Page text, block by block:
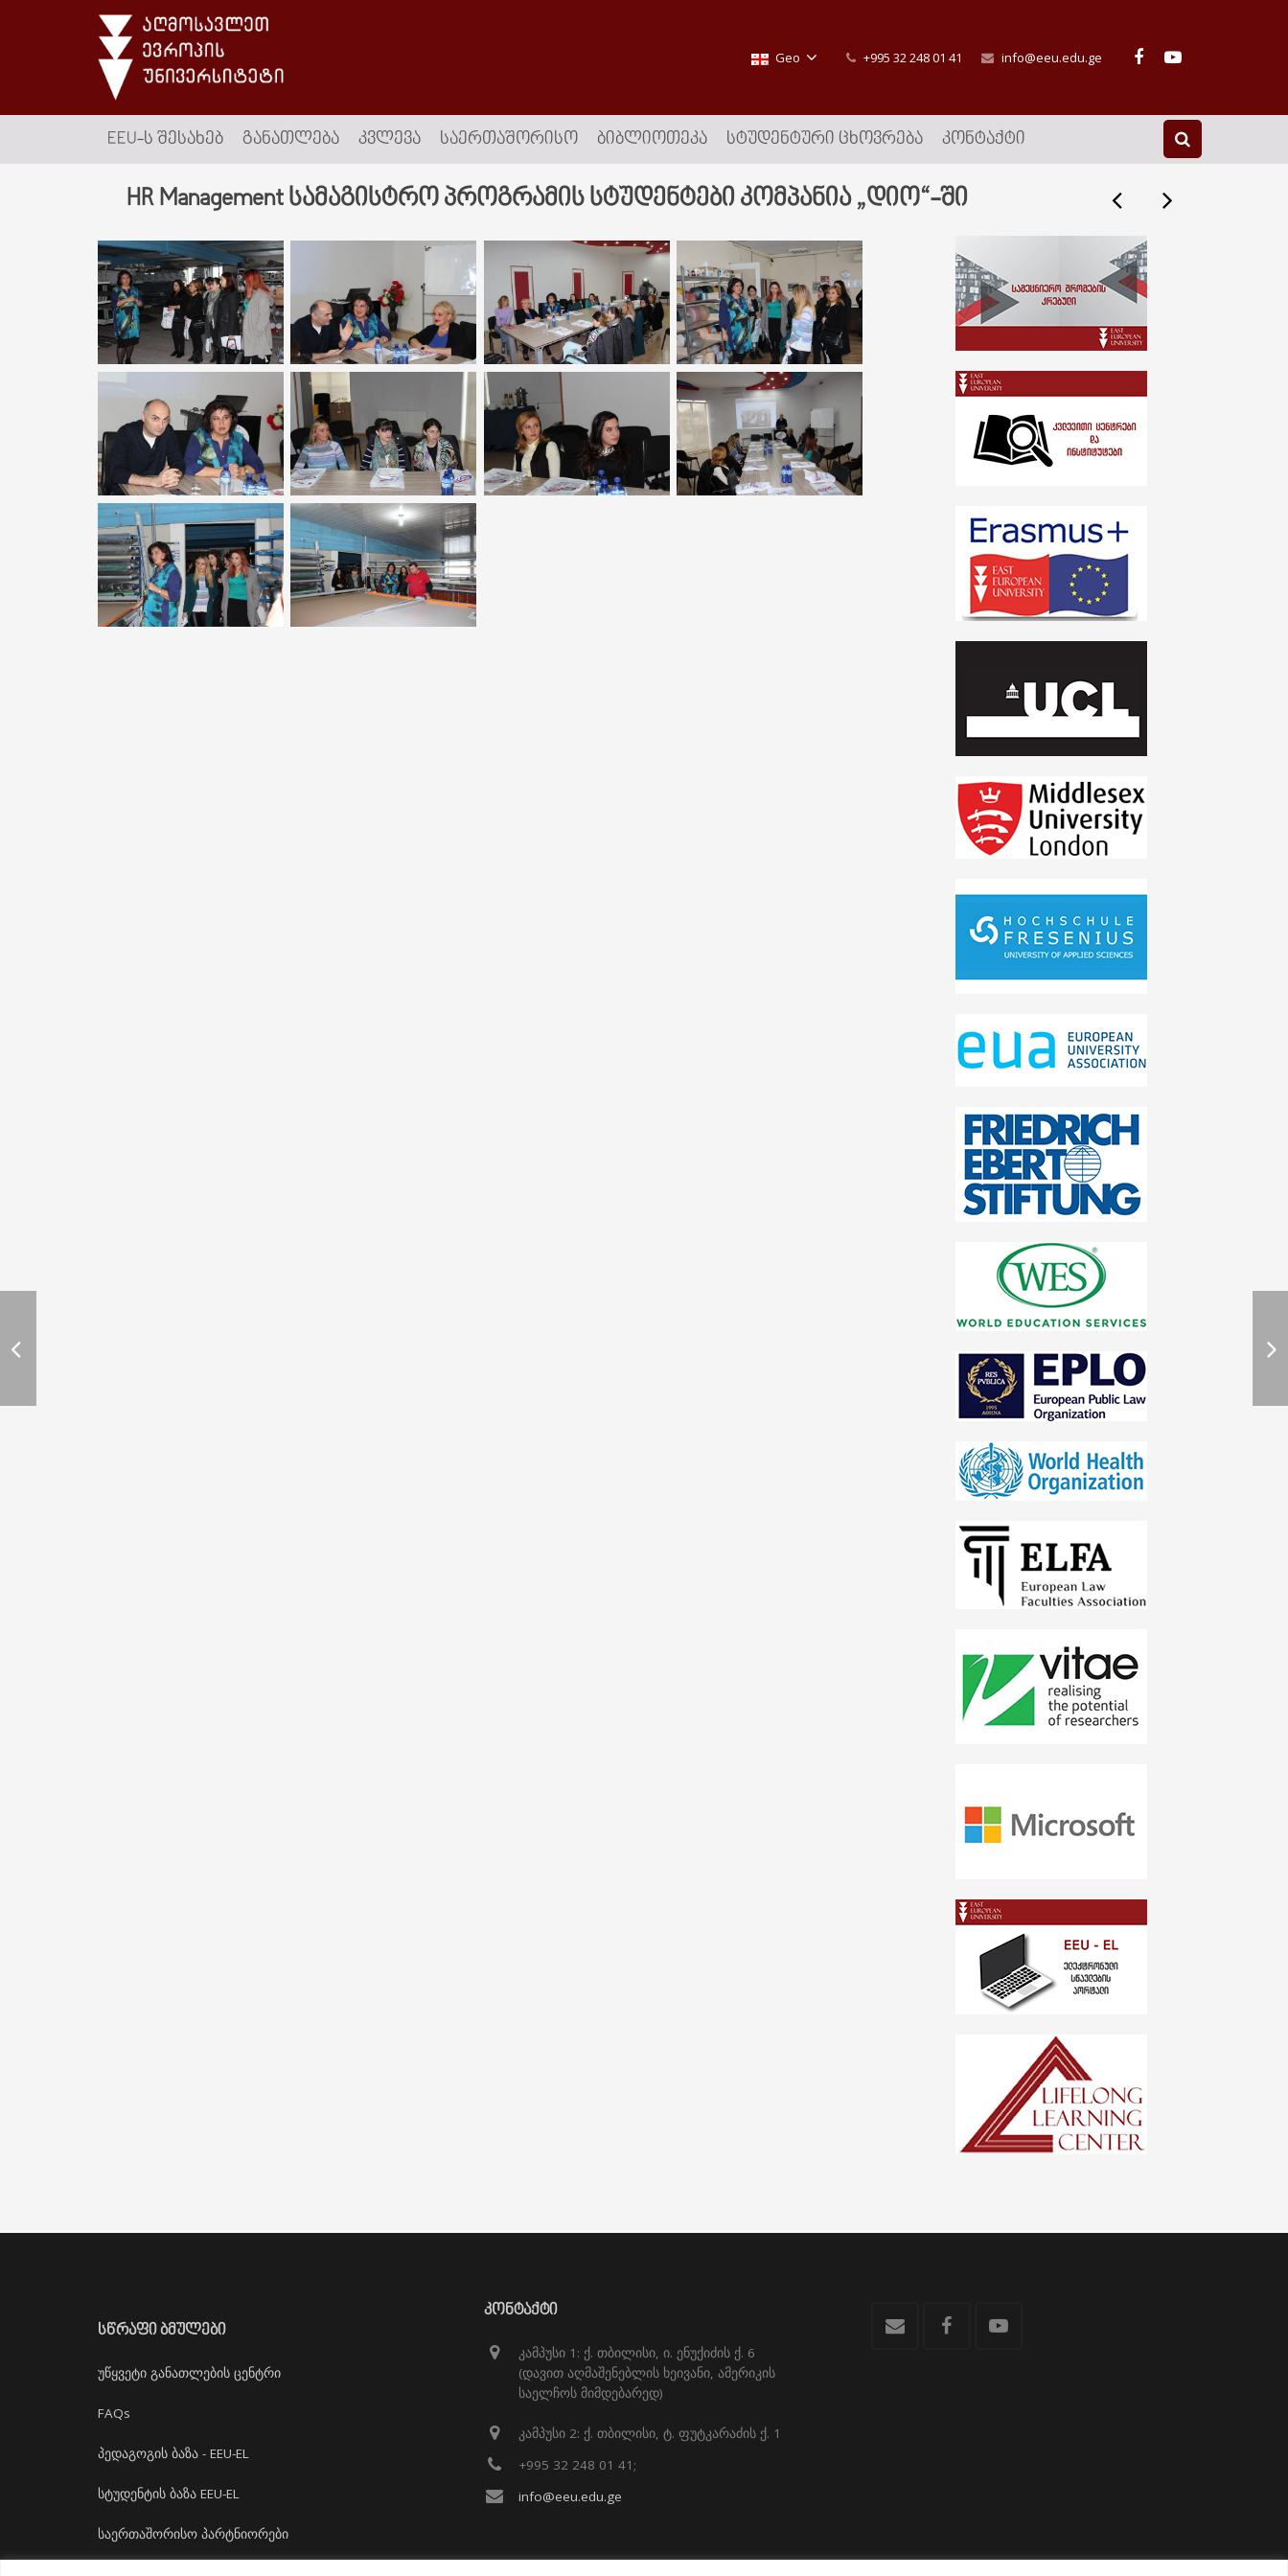
Geo +995 32 248 01 41 info@eeu.edu.ge
EEU-Ს ᲨᲔᲡᲐᲮᲔᲑ ᲒᲐᲜᲐᲗᲚᲔᲑᲐ ᲙᲕᲚᲔᲕᲐ ᲡᲐᲔᲠᲗᲐᲨᲝᲠᲘᲡᲝ ᲑᲘᲑᲚᲘᲝᲗᲔᲙᲐ ᲡᲢᲣᲓᲔᲜᲢᲣᲠᲘ ᲪᲮᲝᲕᲠᲔᲑᲐ ᲙᲝᲜᲢᲐᲥᲢᲘ
HR Management სამაგისტრო პროგრამის სტუდენტები კომპანია „დიო“-ში
ᲡᲬᲠᲐᲤᲘ ᲑᲛᲣᲚᲔᲑᲘ
უწყვეტი განათლების ცენტრი
FAQs
პედაგოგის ბაზა - EEU-EL
სტუდენტის ბაზა EEU-EL
საერთაშორისო პარტნიორები
ᲙᲝᲜᲢᲐᲥᲢᲘ
კამპუსი 1: ქ. თბილისი, ი. ენუქიძის ქ. 6
(დავით აღმაშენებლის ხეივანი, ამერიკის
საელჩოს მიმდებარედ)
კამპუსი 2: ქ. თბილისი, ტ. ფუტკარაძის ქ. 1
+995 32 248 01 41;
info@eeu.edu.ge